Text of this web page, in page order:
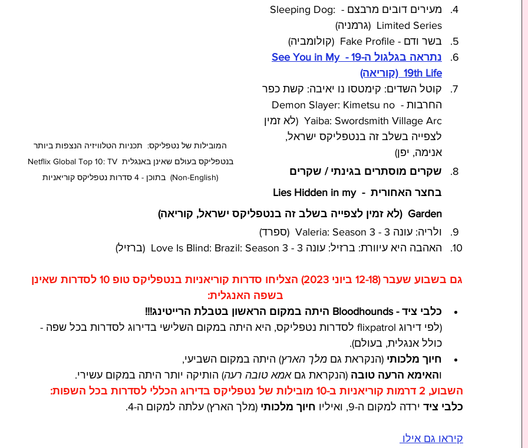
המובילות של נטפליקס:  תכניות הטלוויזיה הנצפות ביותר
בנטפליקס בעולם שאינן באנגלית Netflix Global Top 10: TV
(Non-English)  בתוכן - 4 סדרות נטפליקס קוריאניות
מעירים דובים מרבצם - Sleeping Dog:
Limited Series  (גרמניה)
בשר ודם - Fake Profile  (קולומביה)
נתראה בגלגול ה-19 - See You in My
19th Life  (קוריאה)
קוטל השדים: קימטסו נו יאיבה: קשת כפר
החרבות - Demon Slayer: Kimetsu no
Yaiba: Swordsmith Village Arc  (לא זמין
לצפייה בשלב זה בנטפליקס ישראל,
אנימה, יפן)
שקרים מוסתרים בגינתי / שקרים
בחצר האחורית  - Lies Hidden in my
Garden  (לא זמין לצפייה בשלב זה בנטפליקס ישראל, קוריאה)
ולריה: עונה 3 - Valeria: Season 3  (ספרד)
האהבה היא עיוורת: ברזיל: עונה 3 - Love Is Blind: Brazil: Season 3  (ברזיל)
גם בשבוע שעבר (12-18 ביוני 2023) הצליחו סדרות קוריאניות בנטפליקס טופ 10 לסדרות שאינן
בשפה האנגלית:
כלבי ציד - Bloodhounds היתה במקום הראשון בטבלת הרייטינג!!!
(לפי דירוג flixpatrol לסדרות נטפליקס, היא היתה במקום השלישי בדירוג לסדרות בכל שפה -
כולל אנגלית, בעולם).
חיוך מלכותי (הנקראת גם מלך הארץ) היתה במקום השביעי,
והאימא הרעה טובה (הנקראת גם אמא טובה רעה) הותיקה יותר היתה במקום עשירי.
השבוע, 2 דרמות קוריאניות ב-10 מובילות של נטפליקס בדירוג הכללי לסדרות בכל השפות:
כלבי ציד ירדה למקום ה-9, ואיליו חיוך מלכותי (מלך הארץ) עלתה למקום ה-4.
קיראו גם אילו